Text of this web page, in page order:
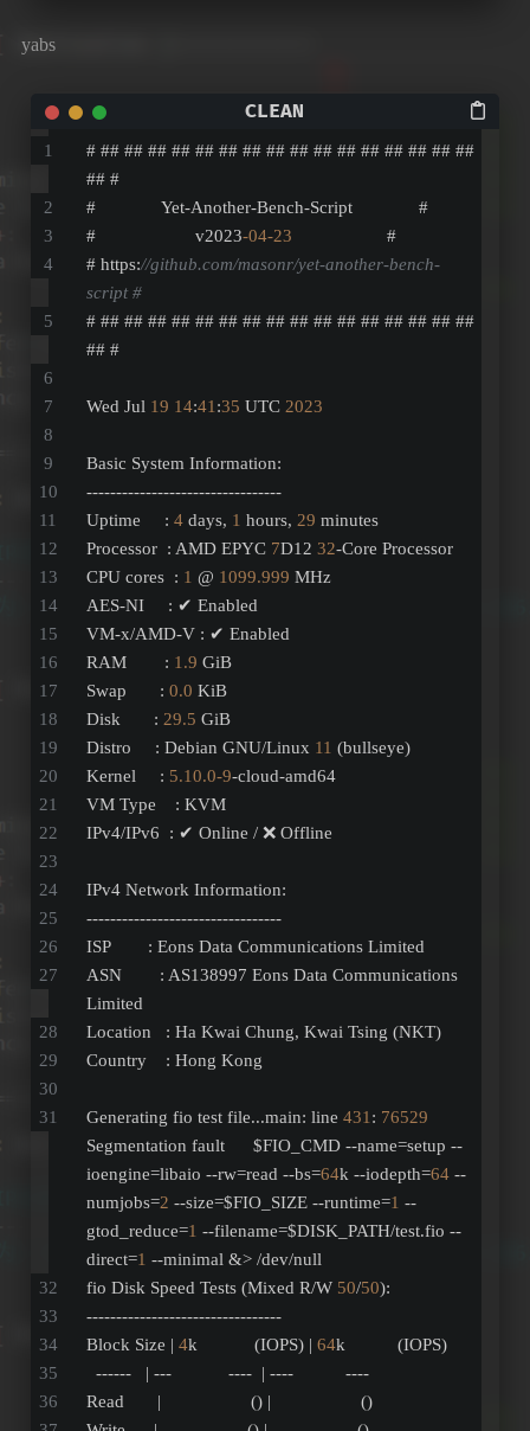
yabs
# ## ## ## ## ## ## ## ## ## ## ## ## ## ## ## ##
## #
#              Yet-Another-Bench-Script              #
#                     v2023-04-23
                    #
# https://github.com/masonr/yet-another-bench-
script #
# ## ## ## ## ## ## ## ## ## ## ## ## ## ## ## ##
## #
Wed Jul 19 14:41 :35 UTC 2023
Basic System Information:
---------------------------------
Uptime     : 4 days, 1 hours, 29 minutes
Processor  : AMD EPYC 7D12 32-Core Processor
CPU cores  : 1 @ 1099.999 MHz
AES-NI     : ✔ Enabled
VM-x/AMD-V : ✔ Enabled
RAM        : 1.9 GiB
Swap       : 0.0 KiB
Disk       : 29.5 GiB
Distro     : Debian GNU/Linux 11 (bullseye)
Kernel     : 5.10.0-9-cloud-amd64
VM Type    : KVM
IPv4/IPv6  : ✔ Online / ❌ Offline
IPv4 Network Information:
---------------------------------
ISP        : Eons Data Communications Limited
ASN        : AS138997 Eons Data Communications
Limited
Location   : Ha Kwai Chung, Kwai Tsing (NKT)
Country    : Hong Kong
Generating fio test file...main: line 431 : 76529
Segmentation fault      $FIO_CMD --name=setup --
ioengine=libaio --rw=read --bs=64k --iodepth=64 --
numjobs=2 --size=$FIO_SIZE --runtime=1 --
gtod_reduce=1 --filename=$DISK_PATH/test.fio --
direct=1 --minimal &> /dev/null
fio Disk Speed Tests (Mixed R/W 50/50):
---------------------------------
Block Size | 4k            (IOPS) | 64k           (IOPS)
  ------   | ---            ----  | ----           ----
Read       |                   () |                   ()